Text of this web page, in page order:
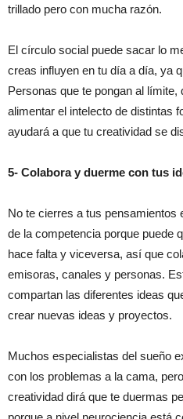
trillado pero con mucha razón.
El círculo social puede sacar lo
creas influyen en tu día a día, ya
Personas que te pongan al límite,
alimentar el intelecto de distintas
ayudará a que tu creatividad se
5- Colabora y duerme con tus
No te cierres a tus pensamientos
de la competencia porque puede
hace falta y viceversa, así que
emisoras, canales y personas.
compartan las diferentes ideas
crear nuevas ideas y proyectos.
Muchos especialistas del sueño
con los problemas a la cama,
creatividad dirá que te duermas